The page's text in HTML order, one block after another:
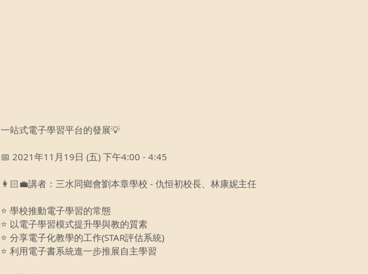
一站式電子學習平台的發展💡
📅 2021年11月19日 (五) 下午4:00 - 4:45﻿
👩🏻‍💼講者：三水同鄉會劉本章學校 - 仇恒初校長、林康妮主任﻿
⭐ 學校推動電子學習的常態
⭐ 以電子學習模式提升學與教的質素
⭐ 分享電子化教學的工作(STAR評估系統)
⭐ 利用電子書系統進一步推展自主學習